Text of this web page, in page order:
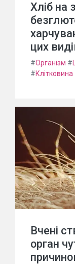
Хліб на
цих
#Організм #
#Клітковина
Вчені
орган